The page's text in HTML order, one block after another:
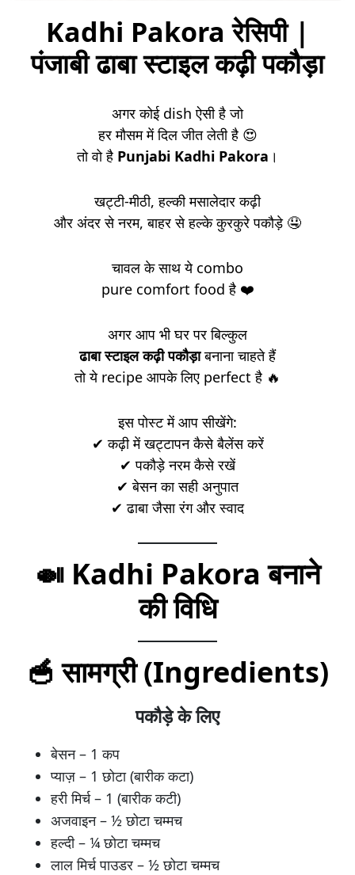
Kadhi Pakora रेसिपी |
पंजाबी ढाबा स्टाइल कढ़ी पकौड़ा
अगर कोई dish ऐसी है जो
हर मौसम में दिल जीत लेती है 😍
तो वो है Punjabi Kadhi Pakora ।
खट्टी-मीठी, हल्की मसालेदार कढ़ी
और अंदर से नरम, बाहर से हल्के कुरकुरे पकौड़े 🤤
चावल के साथ ये combo
pure comfort food है ❤️
अगर आप भी घर पर बिल्कुल
ढाबा स्टाइल कढ़ी पकौड़ाबनाना चाहते हैं
तो ये recipe आपके लिए perfect है 🔥
इस पोस्ट में आप सीखेंगे:
✔ कढ़ी में खट्टापन कैसे बैलेंस करें
✔ पकौड़े नरम कैसे रखें
✔ बेसन का सही अनुपात
✔ ढाबा जैसा रंग और स्वाद
🍛 Kadhi Pakora बनाने
की विधि
🥣 सामग्री (Ingredients)
पकौड़े के लिए
बेसन – 1 कप
प्याज़ – 1 छोटा (बारीक कटा)
हरी मिर्च – 1 (बारीक कटी)
अजवाइन – ½ छोटा चम्मच
हल्दी – ¼ छोटा चम्मच
लाल मिर्च पाउडर – ½ छोटा चम्मच